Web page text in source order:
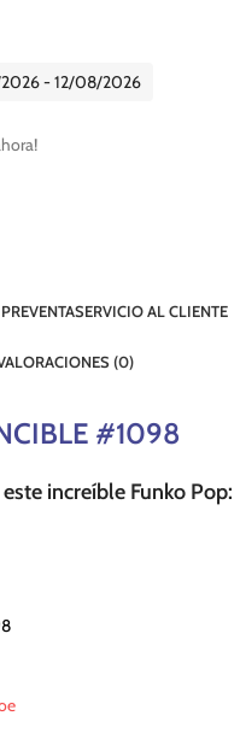
- 12/08/2026
SERVICIO AL CLIENTE
(0)
#1098
increíble Funko Pop: